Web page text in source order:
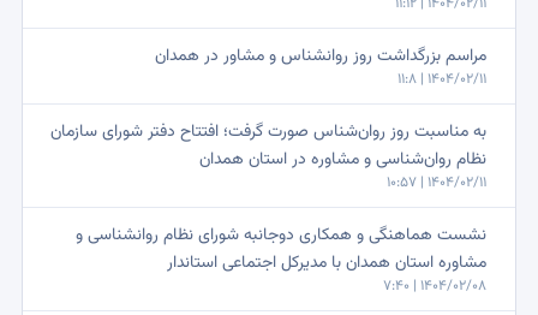
مراسم بزرگداشت روز روانشناس و مشاور در همدان
1404/02/11 | 11:8
به مناسبت روز روان‌شناس صورت گرفت؛ افتتاح دفتر شورای سازمان
نظام روان‌شناسی و مشاوره در استان همدان
1404/02/11 | 10:57
نشست هماهنگی و همکاری دوجانبه شورای نظام روانشناسی و
مشاوره استان همدان با مدیرکل اجتماعی استاندار
1404/02/08 | 7:40